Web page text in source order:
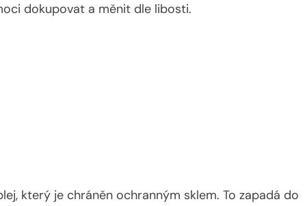
dokupovat a měnit dle libosti.
který je chráněn ochranným sklem. To zapadá do